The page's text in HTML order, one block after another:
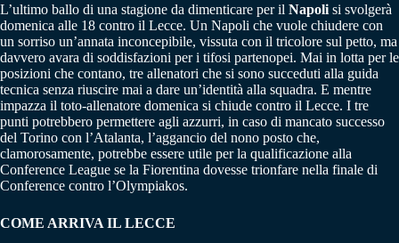
L’ultimo ballo di una stagione da dimenticare per il Napoli si svolgerà
domenica alle 18 contro il Lecce. Un Napoli che vuole chiudere con
un sorriso un’annata inconcepibile, vissuta con il tricolore sul petto, ma
davvero avara di soddisfazioni per i tifosi partenopei. Mai in lotta per le
posizioni che contano, tre allenatori che si sono succeduti alla guida
tecnica senza riuscire mai a dare un’identità alla squadra. E mentre
impazza il toto-allenatore domenica si chiude contro il Lecce. I tre
punti potrebbero permettere agli azzurri, in caso di mancato successo
del Torino con l’Atalanta, l’aggancio del nono posto che,
clamorosamente, potrebbe essere utile per la qualificazione alla
Conference League se la Fiorentina dovesse trionfare nella finale di
Conference contro l’Olympiakos.
COME ARRIVA IL LECCE